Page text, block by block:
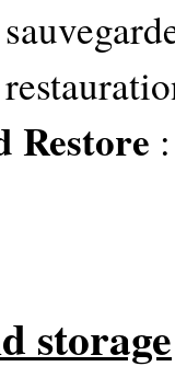
Restore
storage